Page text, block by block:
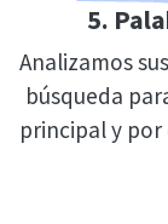
5.
Analizamos
búsqueda
principal y por